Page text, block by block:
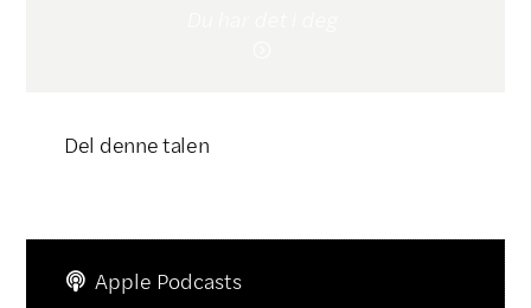
Del denne talen
 Apple Podcasts